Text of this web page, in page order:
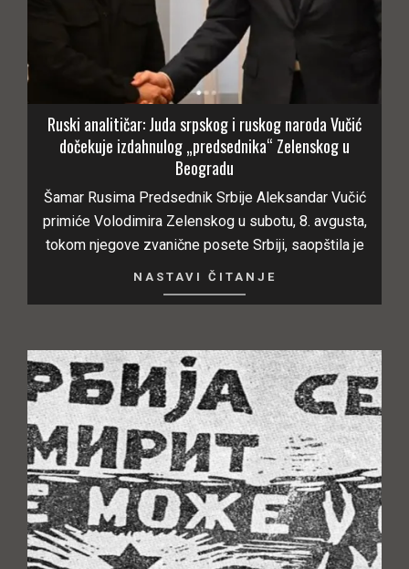
Ruski analitičar: Juda srpskog i ruskog naroda Vučić
dočekuje izdahnulog „predsednika“ Zelenskog u
Beogradu
Šamar Rusima Predsednik Srbije Aleksandar Vučić
primiće Volodimira Zelenskog u subotu, 8. avgusta,
tokom njegove zvanične posete Srbiji, saopštila je
NASTAVI ČITANJE